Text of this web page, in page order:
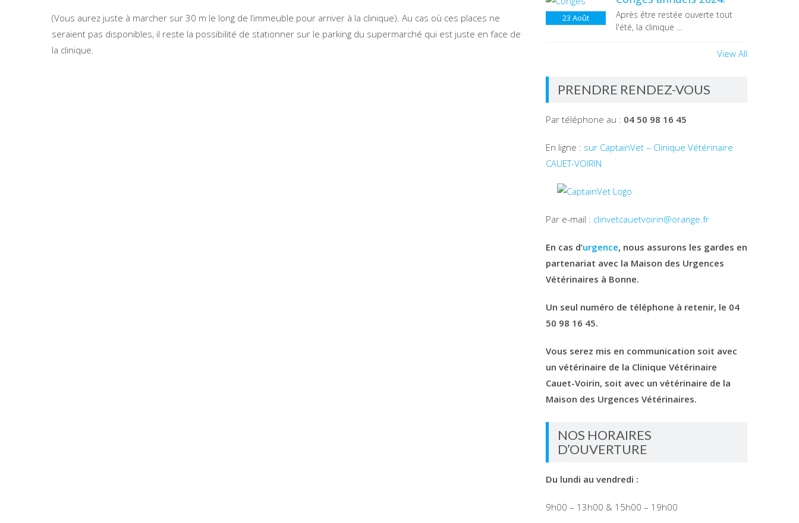
(Vous aurez juste à marcher sur 30 m le long de l’immeuble pour arriver à la clinique). Au cas où ces places ne
seraient pas disponibles, il reste la possibilité de stationner sur le parking du supermarché qui est juste en face de
la clinique.
23 Août
Après être restée ouverte tout
l'été, la clinique ...
View All
PRENDRE RENDEZ-VOUS
Par téléphone au : 04 50 98 16 45
En ligne : sur CaptainVet – Clinique Vétérinaire
CAUET-VOIRIN
Par e-mail : clinvetcauetvoirin@orange.fr
En cas d’urgence, nous assurons les gardes en
partenariat avec la Maison des Urgences
Vétérinaires à Bonne.
Un seul numéro de téléphone à retenir, le 04
50 98 16 45.
Vous serez mis en communication soit avec
un vétérinaire de la Clinique Vétérinaire
Cauet-Voirin, soit avec un vétérinaire de la
Maison des Urgences Vétérinaires.
NOS HORAIRES
D’OUVERTURE
Du lundi au vendredi :
9h00 – 13h00 & 15h00 – 19h00